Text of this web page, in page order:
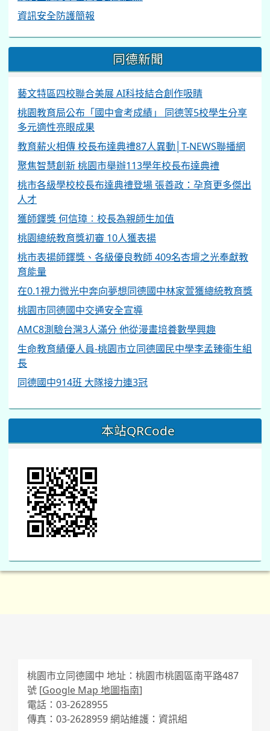
資訊安全防護簡報
同德新聞
藝文特區四校聯合美展 AI科技結合創作吸睛
桃園教育局公布「國中會考成績」 同德等5校學生分享
多元適性亮眼成果
教育薪火相傳 校長布達典禮87人異動│T-NEWS聯播網
聚焦智慧創新 桃園市舉辦113學年校長布達典禮
桃市各級學校校長布達典禮登場 張善政：孕育更多傑出
人才
獲師鐸獎 何信璋︰校長為親師生加值
桃園總統教育獎初審 10人獲表揚
桃市表揚師鐸獎、各級優良教師 409名杏壇之光奉獻教
育能量
在0.1視力微光中奔向夢想同德國中林家萱獲總統教育獎
桃園市同德國中交通安全宣導
AMC8測驗台灣3人滿分 他從漫畫培養數學興趣
生命教育績優人員-桃園市立同德國民中學李孟臻衛生組
長
同德國中914班 大隊接力連3冠
本站QRCode
桃園市立同德國中 地址：桃園市桃園區南平路487
號 [Google Map 地圖指南]
電話：03-2628955
傳真：03-2628959 網站維護：資訊組